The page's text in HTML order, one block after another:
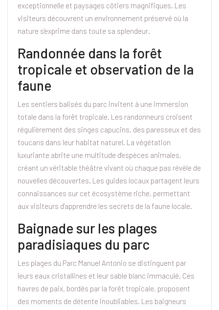
exceptionnelle et paysages côtiers magnifiques. Les
visiteurs découvrent un environnement préservé où la
nature s'exprime dans toute sa splendeur.
Randonnée dans la forêt
tropicale et observation de la
faune
Les sentiers balisés du parc invitent à une immersion
totale dans la forêt tropicale. Les randonneurs croisent
régulièrement des singes capucins, des paresseux et des
toucans dans leur habitat naturel. La végétation
luxuriante abrite une multitude d'espèces animales,
créant un véritable théâtre vivant où chaque pas révèle de
nouvelles découvertes. Les guides locaux partagent leurs
connaissances sur cet écosystème riche, permettant
aux visiteurs d'apprendre les secrets de la faune locale.
Baignade sur les plages
paradisiaques du parc
Les plages du Parc Manuel Antonio se distinguent par
leurs eaux cristallines et leur sable blanc immaculé. Ces
havres de paix, bordés par la forêt tropicale, proposent
des moments de détente inoubliables. Les baigneurs